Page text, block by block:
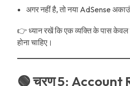
अगर नहीं है, तो नया AdSense
👉 ध्यान रखें कि एक व्यक्ति के पास
होना चाहिए।
🟢 चरण 5: Account